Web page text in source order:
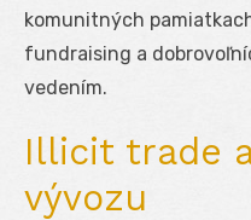
komunitných
fundraising a
vedením.
Illicit trade
vývozu